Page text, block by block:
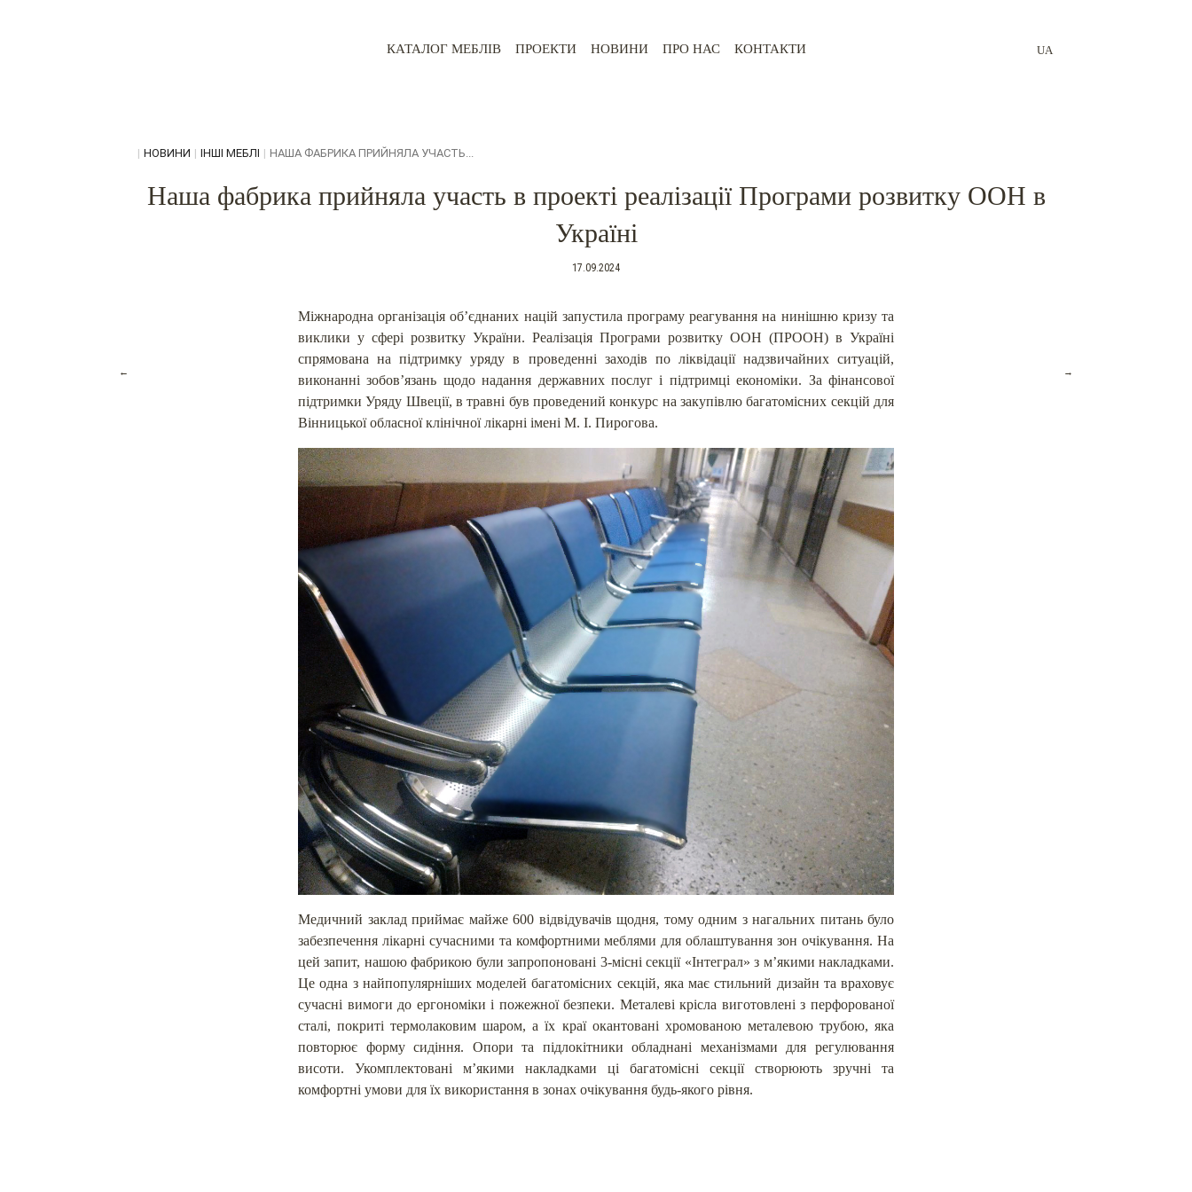
КАТАЛОГ МЕБЛІВ ПРОЕКТИ НОВИНИ ПРО НАС КОНТАКТИ UA
| НОВИНИ | ІНШІ МЕБЛІ | НАША ФАБРИКА ПРИЙНЯЛА УЧАСТЬ...
Наша фабрика прийняла участь в проекті реалізації Програми розвитку ООН в
Україні
17.09.2024
Міжнародна організація об’єднаних націй запустила програму реагування на нинішню кризу та
виклики у сфері розвитку України. Реалізація Програми розвитку ООН (ПРООН) в Україні
спрямована на підтримку уряду в проведенні заходів по ліквідації надзвичайних ситуацій,
виконанні зобов’язань щодо надання державних послуг і підтримці економіки. За фінансової
підтримки Уряду Швеції, в травні був проведений конкурс на закупівлю багатомісних секцій для
Вінницької обласної клінічної лікарні імені М. І. Пирогова.
Медичний заклад приймає майже 600 відвідувачів щодня, тому одним з нагальних питань було
забезпечення лікарні сучасними та комфортними меблями для облаштування зон очікування. На
цей запит, нашою фабрикою були запропоновані 3-місні секції «Інтеграл» з м’якими накладками.
Це одна з найпопулярніших моделей багатомісних секцій, яка має стильний дизайн та враховує
сучасні вимоги до ергономіки і пожежної безпеки. Металеві крісла виготовлені з перфорованої
сталі, покриті термолаковим шаром, а їх краї окантовані хромованою металевою трубою, яка
повторює форму сидіння. Опори та підлокітники обладнані механізмами для регулювання
висоти. Укомплектовані м’якими накладками ці багатомісні секції створюють зручні та
комфортні умови для їх використання в зонах очікування будь-якого рівня.
← →